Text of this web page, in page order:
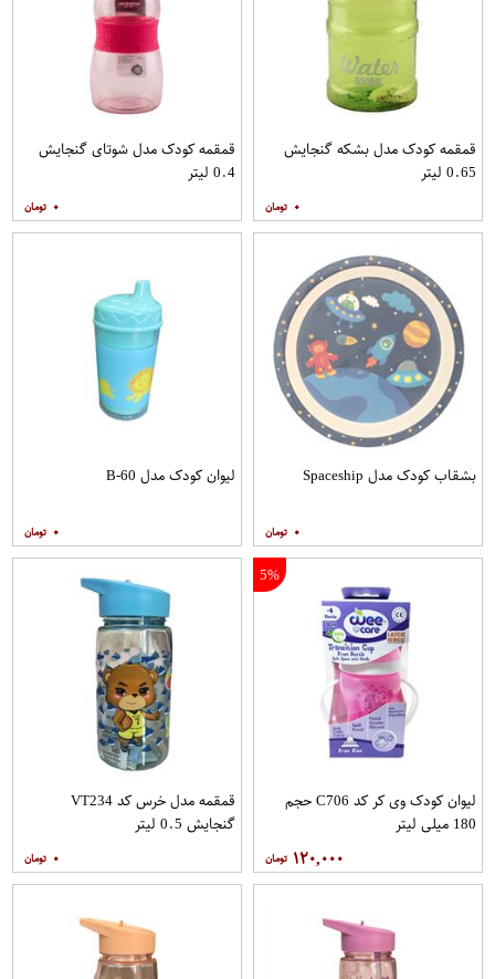
قمقمه کودک مدل بشکه گنجایش
0.65 لیتر
۰
قمقمه کودک مدل شوتای گنجایش
0.4 لیتر
۰
بشقاب کودک مدل Spaceship
۰
لیوان کودک مدل B-60
۰
5%
لیوان کودک وی کر کد C706 حجم
180 میلی لیتر
۱۲۰,۰۰۰
قمقمه مدل خرس کد VT234
گنجایش 0.5 لیتر
۰